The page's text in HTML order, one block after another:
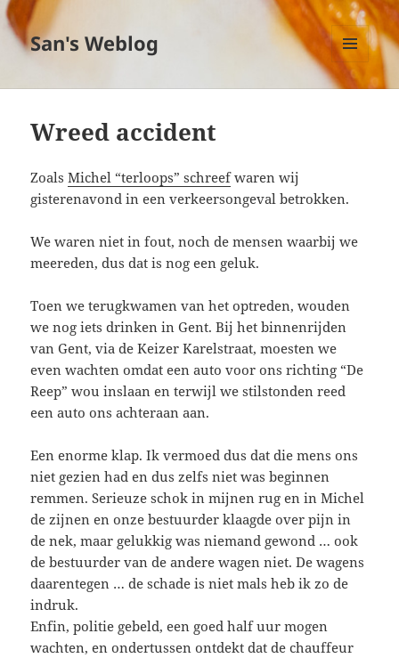
San's Weblog
MENU
EN
Wreed accident
ZoalsMichel “terloops” schreefwaren wij
gisterenavond in een verkeersongeval betrokken.
We waren niet in fout, noch de mensen waarbij we
meereden, dus dat is nog een geluk.
Toen we terugkwamen van het optreden, wouden
we nog iets drinken in Gent. Bij het binnenrijden
van Gent, via de Keizer Karelstraat, moesten we
even wachten omdat een auto voor ons richting “De
Reep” wou inslaan en terwijl we stilstonden reed
een auto ons achteraan aan.
Een enorme klap. Ik vermoed dus dat die mens ons
niet gezien had en dus zelfs niet was beginnen
remmen. Serieuze schok in mijnen rug en in Michel
de zijnen en onze bestuurder klaagde over pijn in
de nek, maar gelukkig was niemand gewond … ook
de bestuurder van de andere wagen niet. De wagens
daarentegen … de schade is niet mals heb ik zo de
indruk.
Enfin, politie gebeld, een goed half uur mogen
wachten, en ondertussen ontdekt dat de chauffeur